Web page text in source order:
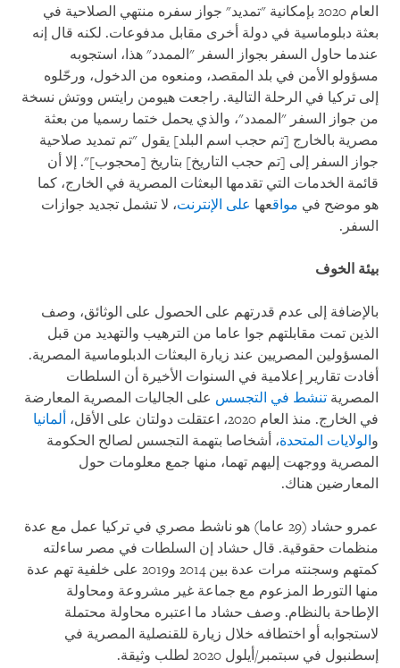
العام 2020 بإمكانية "تمديد" جواز سفره منتهي الصلاحية في
بعثة دبلوماسية في دولة أخرى مقابل مدفوعات. لكنه قال إنه
عندما حاول السفر بجواز السفر "الممدد" هذا، استجوبه
مسؤولو الأمن في بلد المقصد، ومنعوه من الدخول، ورحّلوه
إلى تركيا في الرحلة التالية. راجعت هيومن رايتس ووتش نسخة
من جواز السفر "الممدد"، والذي يحمل ختما رسميا من بعثة
مصرية بالخارج [تم حجب اسم البلد] يقول "تم تمديد صلاحية
جواز السفر إلى [تم حجب التاريخ] بتاريخ [محجوب]". إلا أن
قائمة الخدمات التي تقدمها البعثات المصرية في الخارج، كما
هو موضح في مواقعها على الإنترنت، لا تشمل تجديد جوازات
السفر.
بيئة الخوف
بالإضافة إلى عدم قدرتهم على الحصول على الوثائق، وصف
الذين تمت مقابلتهم جوا عاما من الترهيب والتهديد من قبل
المسؤولين المصريين عند زيارة البعثات الدبلوماسية المصرية.
أفادت تقارير إعلامية في السنوات الأخيرة أن السلطات
المصرية تنشط في التجسس على الجاليات المصرية المعارضة
في الخارج. منذ العام 2020، اعتقلت دولتان على الأقل،
ألمانيا
والولايات المتحدة، أشخاصا بتهمة التجسس لصالح الحكومة
المصرية ووجهت إليهم تهما، منها جمع معلومات حول
المعارضين هناك.
عمرو حشاد (29 عاما) هو ناشط مصري في تركيا عمل مع عدة
منظمات حقوقية. قال حشاد إن السلطات في مصر ساءلته
كمتهم وسجنته مرات عدة بين 2014 و2019 على خلفية تهم عدة
منها التورط المزعوم مع جماعة غير مشروعة ومحاولة
الإطاحة بالنظام. وصف حشاد ما اعتبره محاولة محتملة
لاستجوابه أو اختطافه خلال زيارة للقنصلية المصرية في
إسطنبول في سبتمبر/أيلول 2020 لطلب وثيقة.